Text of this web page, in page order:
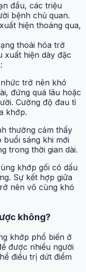
đầu, các triệu
bệnh chủ quan.
hiện thoáng qua,
thoái hóa trở
xuất hiện dày đặc
trở nên khó
đứng quá lâu hoặc
Cường độ đau tỉ
khớp.
thường cảm thấy
sáng khi mới
trong thời gian dài.
khớp gối có dấu
Sự kết hợp giữa
nên vô cùng khó
không?
khớp phổ biến ở
được nhiều người
điều trị dứt điểm